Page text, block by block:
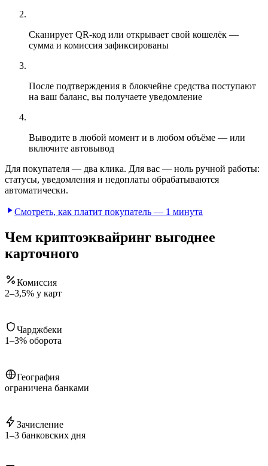
Сканирует QR-код или открывает свой кошелёк —
сумма и комиссия зафиксированы
После подтверждения в блокчейне средства поступают
на ваш баланс, вы получаете уведомление
Выводите в любой момент и в любом объёме — или
включите автовывод
Для покупателя — два клика. Для вас — ноль ручной работы:
статусы, уведомления и недоплаты обрабатываются
автоматически.
Смотреть, как платит покупатель — 1 минута
Чем криптоэквайринг выгоднее
карточного
Комиссия
2–3,5% у карт
Чарджбеки
1–3% оборота
География
ограничена банками
Зачисление
1–3 банковских дня